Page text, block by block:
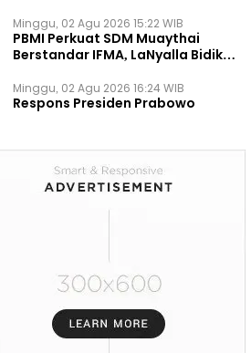
Permanen
Minggu, 02 Agu 2026 15:22 WIB
PBMI Perkuat SDM Muaythai
Berstandar IFMA, LaNyalla Bidik
Minggu, 02 Agu 2026 16:24 WIB
Respons Presiden Prabowo